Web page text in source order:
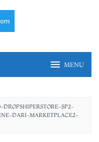
MENU
DROPSHIPERSTORE-SP2-
DARI-MARKETPLACE2-